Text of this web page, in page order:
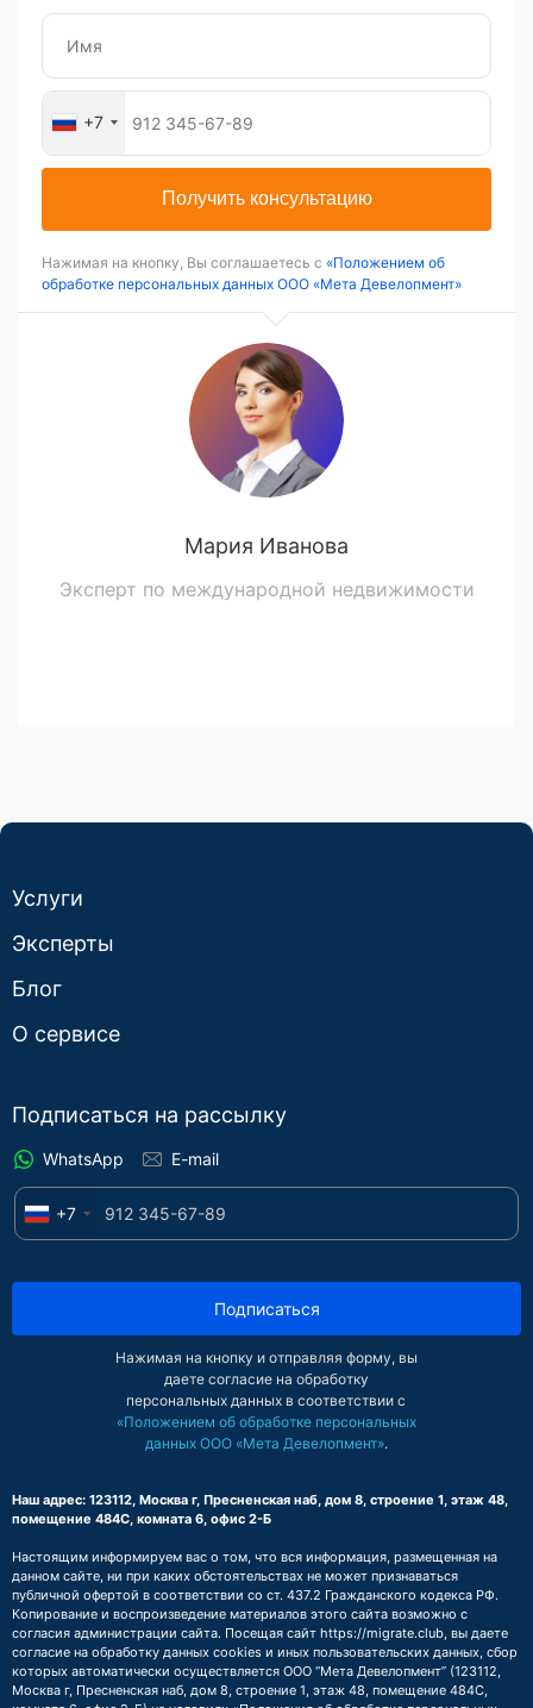
+7
Получить консультацию
Нажимая на кнопку, Вы соглашаетесь с «Положением об
обработке персональных данных ООО «Мета Девелопмент»
Мария Иванова
Эксперт по международной недвижимости
Услуги
Эксперты
Блог
О сервисе
Подписаться на рассылку
WhatsApp E-mail
+7
Подписаться
Нажимая на кнопку и отправляя форму, вы
даете согласие на обработку
персональных данных в соответствии с
«Положением об обработке персональных
данных ООО «Мета Девелопмент».
Наш адрес: 123112, Москва г, Пресненская наб, дом 8, строение 1, этаж 48,
помещение 484С, комната 6, офис 2-Б
Настоящим информируем вас о том, что вся информация, размещенная на
данном сайте, ни при каких обстоятельствах не может признаваться
публичной офертой в соответствии со ст. 437.2 Гражданского кодекса РФ.
Копирование и воспроизведение материалов этого сайта возможно с
согласия администрации сайта. Посещая сайт https://migrate.club, вы даете
согласие на обработку данных cookies и иных пользовательских данных, сбор
которых автоматически осуществляется ООО “Мета Девелопмент” (123112,
Москва г, Пресненская наб, дом 8, строение 1, этаж 48, помещение 484С,